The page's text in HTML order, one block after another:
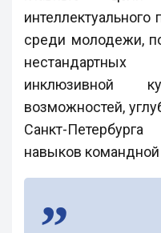
интеллектуального
среди молодежи,
инклюзивной
возможностей,
Санкт-
навыков